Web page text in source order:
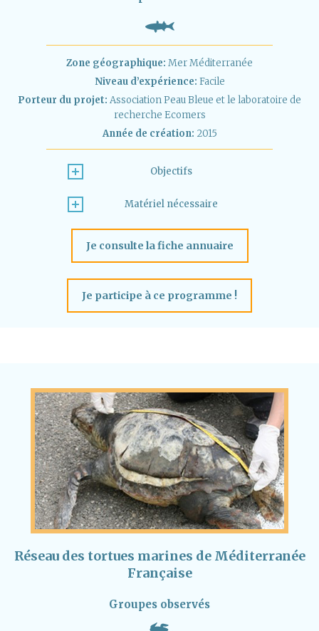
Zone géographique: Mer Méditerranée
Niveau d’expérience: Facile
Porteur du projet: Association Peau Bleue et le laboratoire de
recherche Ecomers
Année de création: 2015
Objectifs
Matériel nécessaire
Je consulte la fiche annuaire
Je participe à ce programme !
Réseau des tortues marines de Méditerranée
Française
Groupes observés